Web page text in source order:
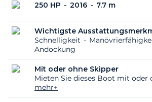
250 HP 2016 7.7 m
Wichtigste
Schnelligkeit
Andockung
Mit oder ohne Skipper
Mieten Sie dieses Boot mit oder
mehr+